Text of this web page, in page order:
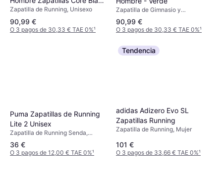
Lime Burst Energy Ink - Black
Zapatilla de Running, Unisexo
90,99 €
O 3 pagos de 30,33 € TAE 0%¹
Zapatilla de Gimnasio y
Entrenamiento, Levantamiento de
pesas, Entrenamiento cruzado,
Hombre
90,99 €
O 3 pagos de 30,33 € TAE 0%¹
Puma Zapatillas de Running
Lite 2 Unisex
Zapatilla de Running Senda,
Unisexo
36 €
O 3 pagos de 12,00 € TAE 0%¹
Tendencia
adidas Adizero Evo SL
Zapatillas Running
Zapatilla de Running, Mujer
101 €
O 3 pagos de 33,66 € TAE 0%¹